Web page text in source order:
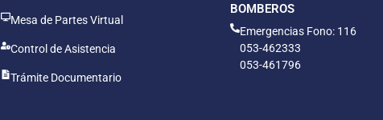
Mesa de Partes Virtual
Control de Asistencia
Trámite Documentario
BOMBEROS
Emergencias Fono: 116
053-462333
053-461796